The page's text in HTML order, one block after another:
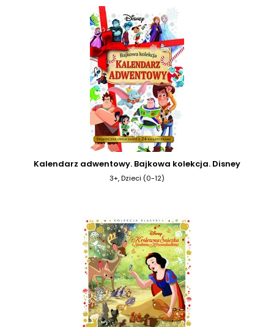
Kalendarz adwentowy. Bajkowa kolekcja. Disney
3+, Dzieci (0-12)